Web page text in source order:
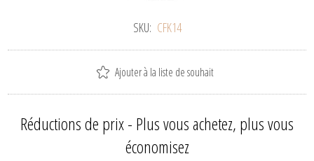
SKU: CFK14
Ajouter à la liste de souhait
Réductions de prix - Plus vous achetez, plus vous
économisez